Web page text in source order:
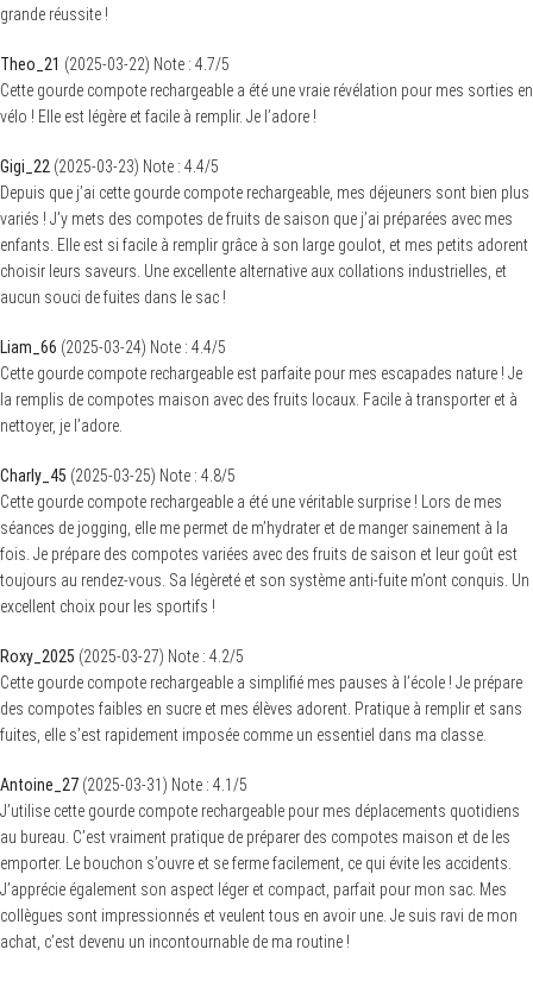
grande réussite !
Theo_21 (2025-03-22) Note : 4.7/5
Cette gourde compote rechargeable a été une vraie révélation pour mes sorties en
vélo ! Elle est légère et facile à remplir. Je l’adore !
Gigi_22 (2025-03-23) Note : 4.4/5
Depuis que j’ai cette gourde compote rechargeable, mes déjeuners sont bien plus
variés ! J’y mets des compotes de fruits de saison que j’ai préparées avec mes
enfants. Elle est si facile à remplir grâce à son large goulot, et mes petits adorent
choisir leurs saveurs. Une excellente alternative aux collations industrielles, et
aucun souci de fuites dans le sac !
Liam_66 (2025-03-24) Note : 4.4/5
Cette gourde compote rechargeable est parfaite pour mes escapades nature ! Je
la remplis de compotes maison avec des fruits locaux. Facile à transporter et à
nettoyer, je l’adore.
Charly_45 (2025-03-25) Note : 4.8/5
Cette gourde compote rechargeable a été une véritable surprise ! Lors de mes
séances de jogging, elle me permet de m’hydrater et de manger sainement à la
fois. Je prépare des compotes variées avec des fruits de saison et leur goût est
toujours au rendez-vous. Sa légèreté et son système anti-fuite m’ont conquis. Un
excellent choix pour les sportifs !
Roxy_2025 (2025-03-27) Note : 4.2/5
Cette gourde compote rechargeable a simplifié mes pauses à l’école ! Je prépare
des compotes faibles en sucre et mes élèves adorent. Pratique à remplir et sans
fuites, elle s’est rapidement imposée comme un essentiel dans ma classe.
Antoine_27 (2025-03-31) Note : 4.1 /5
J’utilise cette gourde compote rechargeable pour mes déplacements quotidiens
au bureau. C’est vraiment pratique de préparer des compotes maison et de les
emporter. Le bouchon s’ouvre et se ferme facilement, ce qui évite les accidents.
J’apprécie également son aspect léger et compact, parfait pour mon sac. Mes
collègues sont impressionnés et veulent tous en avoir une. Je suis ravi de mon
achat, c’est devenu un incontournable de ma routine !